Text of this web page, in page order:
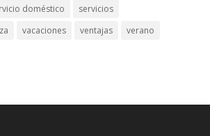
doméstico
servicios
vacaciones ventajas
verano